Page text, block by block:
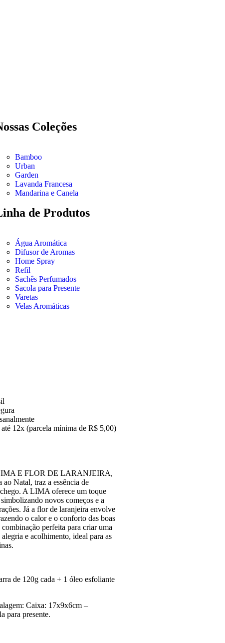
Coleções
Bamboo
Urban
Garden
Lavanda Francesa
Mandarina e Canela
de Produtos
Água Aromática
Difusor de Aromas
Home Spray
Refil
Sachês Perfumados
Sacola para Presente
Varetas
Velas Aromáticas
até 12x (parcela mínima de R$ 5,00)
E FLOR DE LARANJEIRA,
ao Natal, traz a essência de
A LIMA oferece um toque
novos começos e a
Já a flor de laranjeira envolve
o calor e o conforto das boas
perfeita para criar uma
e acolhimento, ideal para as
de 120g cada + 1 óleo esfoliante
Caixa: 17x9x6cm –
para presente.